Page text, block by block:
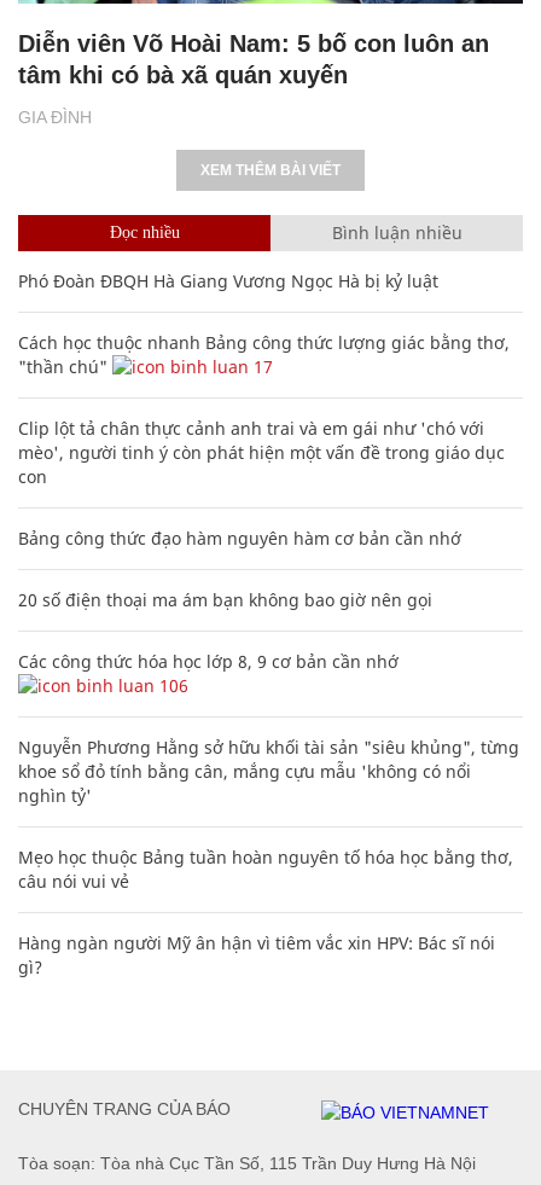
GIA ĐÌNH
Diễn viên Võ Hoài Nam: 5 bố con luôn an
tâm khi có bà xã quán xuyến
XEM THÊM BÀI VIẾT
Đọc nhiều Bình luận nhiều
Phó Đoàn ĐBQH Hà Giang Vương Ngọc Hà bị kỷ luật
Cách học thuộc nhanh Bảng công thức lượng giác bằng thơ,
"thần chú"
17
Clip lột tả chân thực cảnh anh trai và em gái như 'chó với
mèo', người tinh ý còn phát hiện một vấn đề trong giáo dục
con
Bảng công thức đạo hàm nguyên hàm cơ bản cần nhớ
20 số điện thoại ma ám bạn không bao giờ nên gọi
Các công thức hóa học lớp 8, 9 cơ bản cần nhớ
106
Nguyễn Phương Hằng sở hữu khối tài sản "siêu khủng", từng
khoe sổ đỏ tính bằng cân, mắng cựu mẫu 'không có nổi
nghìn tỷ'
Mẹo học thuộc Bảng tuần hoàn nguyên tố hóa học bằng thơ,
câu nói vui vẻ
Hàng ngàn người Mỹ ân hận vì tiêm vắc xin HPV: Bác sĩ nói
gì?
Tòa soạn: Tòa nhà Cục Tần Số, 115 Trần Duy Hưng Hà Nội
CHUYÊN TRANG CỦA BÁO